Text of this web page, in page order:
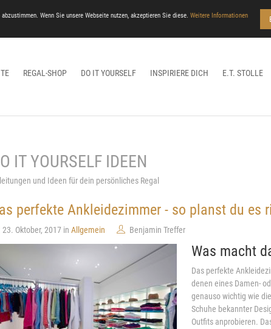
REGAL-SHOP DO IT YOURSELF INSPIRIERE DICH E.T. STOLLE
IT YOURSELF IDEEN
und Ideen für dein persönliches Regal
perfekte Ankleidezimmer - so planst du es
23. Oktober, 2017 inAllgemein Benjamin Treffer
Was macht
Das perfekte
denen eines Damen-
genauso wichtig wie
Schuhe bekannter
Outfits anprobieren.
Wenn Sie unsere Webseite nutzen, akzeptieren Sie diese. Weitere Informationen